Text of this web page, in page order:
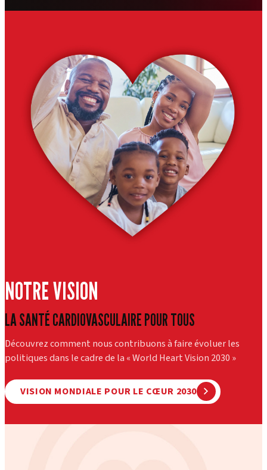
NOTRE VISION
LA SANTÉ CARDIOVASCULAIRE POUR TOUS
Découvrez comment nous contribuons à faire évoluer les
politiques dans le cadre de la « World Heart Vision 2030 »
VISION MONDIALE POUR LE CŒUR 2030